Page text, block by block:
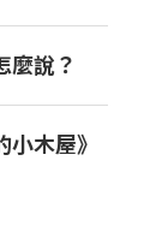
麼說？
木屋》